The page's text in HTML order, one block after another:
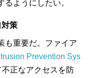
ようにしたい。
策
も重要だ。ファイア
Prevention Sys
正なアクセスを防